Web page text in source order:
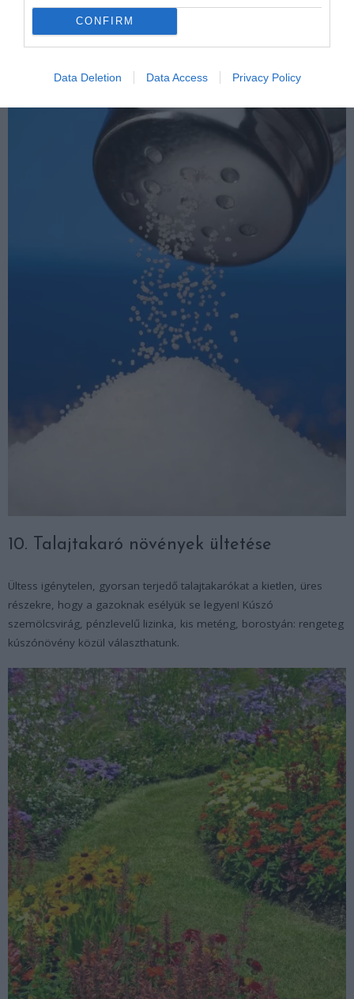
CONFIRM
Data Deletion Data Access Privacy Policy
10. Talajtakaró növények ültetése
Ültess igénytelen, gyorsan terjedő talajtakarókat a kietlen, üres
részekre, hogy a gazoknak esélyük se legyen! Kúszó
szemölcsvirág, pénzlevelű lizinka, kis meténg, borostyán: rengeteg
kúszónövény közül választhatunk.